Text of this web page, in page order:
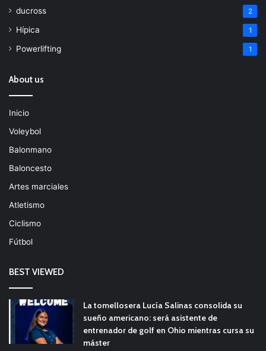
ducross 2
Hípica 1
Powerlifting 1
About us
Inicio
Voleybol
Balonmano
Baloncesto
Artes marciales
Atletismo
Ciclismo
Fútbol
BEST VIEWED
La tomellosera Lucía Salinas consolida su
sueño americano: será asistente de
entrenador de golf en Ohio mientras cursa su
máster